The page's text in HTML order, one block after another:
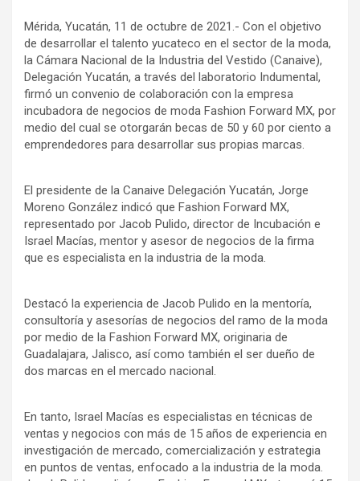
Mérida, Yucatán, 11 de octubre de 2021.- Con el objetivo
de desarrollar el talento yucateco en el sector de la moda,
la Cámara Nacional de la Industria del Vestido (Canaive),
Delegación Yucatán, a través del laboratorio Indumental,
firmó un convenio de colaboración con la empresa
incubadora de negocios de moda Fashion Forward MX, por
medio del cual se otorgarán becas de 50 y 60 por ciento a
emprendedores para desarrollar sus propias marcas.
El presidente de la Canaive Delegación Yucatán, Jorge
Moreno González indicó que Fashion Forward MX,
representado por Jacob Pulido, director de Incubación e
Israel Macías, mentor y asesor de negocios de la firma
que es especialista en la industria de la moda.
Destacó la experiencia de Jacob Pulido en la mentoría,
consultoría y asesorías de negocios del ramo de la moda
por medio de la Fashion Forward MX, originaria de
Guadalajara, Jalisco, así como también el ser dueño de
dos marcas en el mercado nacional.
En tanto, Israel Macías es especialistas en técnicas de
ventas y negocios con más de 15 años de experiencia en
investigación de mercado, comercialización y estrategia
en puntos de ventas, enfocado a la industria de la moda.